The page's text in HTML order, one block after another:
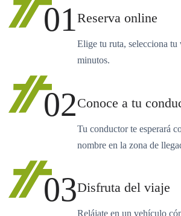
01Reserva online
Elige tu ruta, selecciona tu
minutos.
02Conoce a tu
Tu conductor te esperará
nombre en la zona de
03Disfruta del viaje
Relájate en un vehículo